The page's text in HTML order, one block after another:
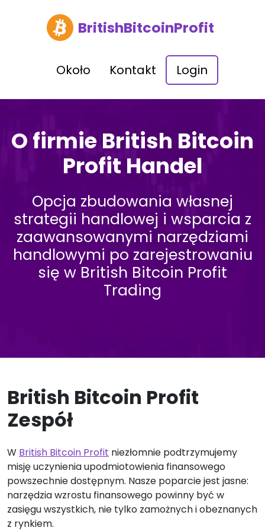
BritishBitcoinProfit
Około Kontakt Login
O firmie British Bitcoin
Profit Handel
Opcja zbudowania własnej
strategii handlowej i wsparcia z
zaawansowanymi narzędziami
handlowymi po zarejestrowaniu
się w British Bitcoin Profit
Trading
British Bitcoin Profit
Zespół
W British Bitcoin Profit niezłomnie podtrzymujemy
misję uczynienia upodmiotowienia finansowego
powszechnie dostępnym. Nasze poparcie jest jasne:
narzędzia wzrostu finansowego powinny być w
zasięgu wszystkich, nie tylko zamożnych i obeznanych
z rynkiem.